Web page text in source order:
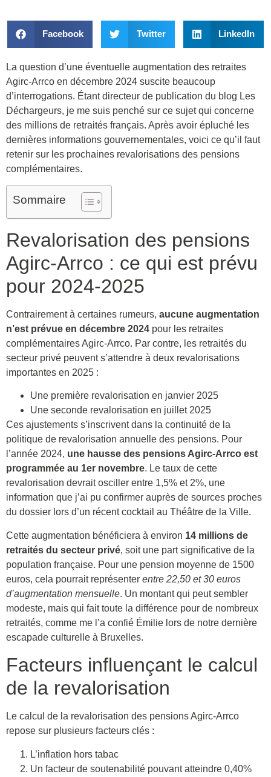
Facebook Twitter LinkedIn
La question d’une éventuelle augmentation des retraites
Agirc-Arrco en décembre 2024 suscite beaucoup
d’interrogations. Étant directeur de publication du blog Les
Déchargeurs, je me suis penché sur ce sujet qui concerne
des millions de retraités français. Après avoir épluché les
dernières informations gouvernementales, voici ce qu’il faut
retenir sur les prochaines revalorisations des pensions
complémentaires.
Sommaire
Revalorisation des pensions
Agirc-Arrco : ce qui est prévu
pour 2024-2025
Contrairement à certaines rumeurs, aucune augmentation
n’est prévue en décembre 2024 pour les retraites
complémentaires Agirc-Arrco. Par contre, les retraités du
secteur privé peuvent s’attendre à deux revalorisations
importantes en 2025 :
Une première revalorisation en janvier 2025
Une seconde revalorisation en juillet 2025
Ces ajustements s’inscrivent dans la continuité de la
politique de revalorisation annuelle des pensions. Pour
l’année 2024, une hausse des pensions Agirc-Arrco est
programmée au 1er novembre. Le taux de cette
revalorisation devrait osciller entre 1,5% et 2%, une
information que j’ai pu confirmer auprès de sources proches
du dossier lors d’un récent cocktail au Théâtre de la Ville.
Cette augmentation bénéficiera à environ 14 millions de
retraités du secteur privé, soit une part significative de la
population française. Pour une pension moyenne de 1500
euros, cela pourrait représenter entre 22,50 et 30 euros
d’augmentation mensuelle. Un montant qui peut sembler
modeste, mais qui fait toute la différence pour de nombreux
retraités, comme me l’a confié Émilie lors de notre dernière
escapade culturelle à Bruxelles.
Facteurs influençant le calcul
de la revalorisation
Le calcul de la revalorisation des pensions Agirc-Arrco
repose sur plusieurs facteurs clés :
L’inflation hors tabac
Un facteur de soutenabilité pouvant atteindre 0,40%